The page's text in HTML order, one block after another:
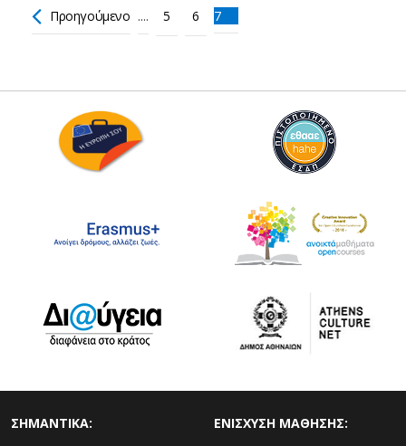
Προηγούμενο .... 5 6 7
ΣΗΜΑΝΤΙΚΑ: ΕΝΙΣΧΥΣΗ ΜΑΘΗΣΗΣ: